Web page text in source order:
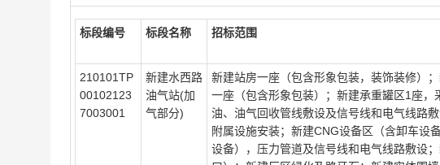
标段编号 标段名称 招标范围
210101TP
00102123
7003001
新建水西路
油气站(加
气部分)
新建站房一座（包含形象包装，装饰装修）
一座（包含形象包装）；新建承重罐区1座，
油、油气回收管线敷设及信号线和电气线路
附属设施安装；新建CNG设备区（含卸车设
设备），压力管道及信号线和电气线路敷设